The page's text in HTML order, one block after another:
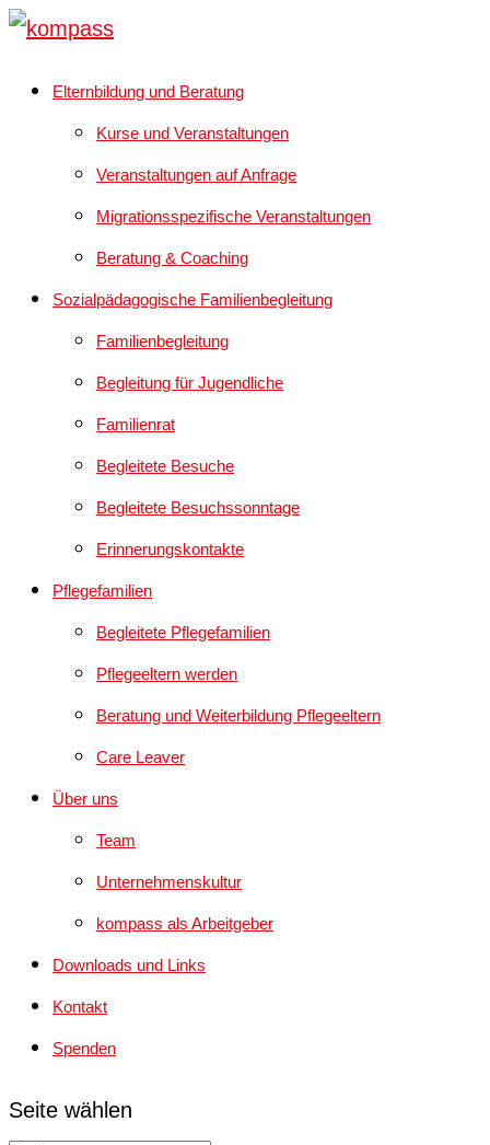
Elternbildung und Beratung
Kurse und Veranstaltungen
Veranstaltungen auf Anfrage
Migrationsspezifische Veranstaltungen
Beratung & Coaching
Sozialpädagogische Familienbegleitung
Familienbegleitung
Begleitung für Jugendliche
Familienrat
Begleitete Besuche
Begleitete Besuchssonntage
Erinnerungskontakte
Pflegefamilien
Begleitete Pflegefamilien
Pflegeeltern werden
Beratung und Weiterbildung Pflegeeltern
Care Leaver
Über uns
Team
Unternehmenskultur
kompass als Arbeitgeber
Downloads und Links
Kontakt
Spenden
Seite wählen